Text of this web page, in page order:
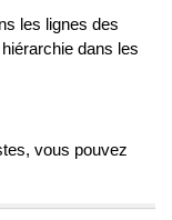
les lignes des
dans les
vous pouvez